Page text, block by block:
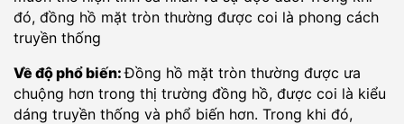
đó, đồng hồ mặt tròn thường được coi là phong cách
truyền thống
Về độ phổ biến:Đồng hồ mặt tròn thường được ưa
chuộng hơn trong thị trường đồng hồ, được coi là kiểu
dáng truyền thống và phổ biến hơn. Trong khi đó,